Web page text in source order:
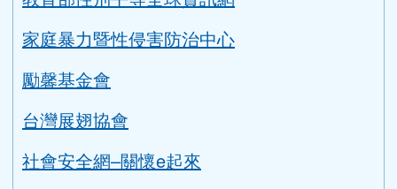
家庭暴力暨性侵害防治中心
勵馨基金會
台灣展翅協會
社會安全網–關懷e起來